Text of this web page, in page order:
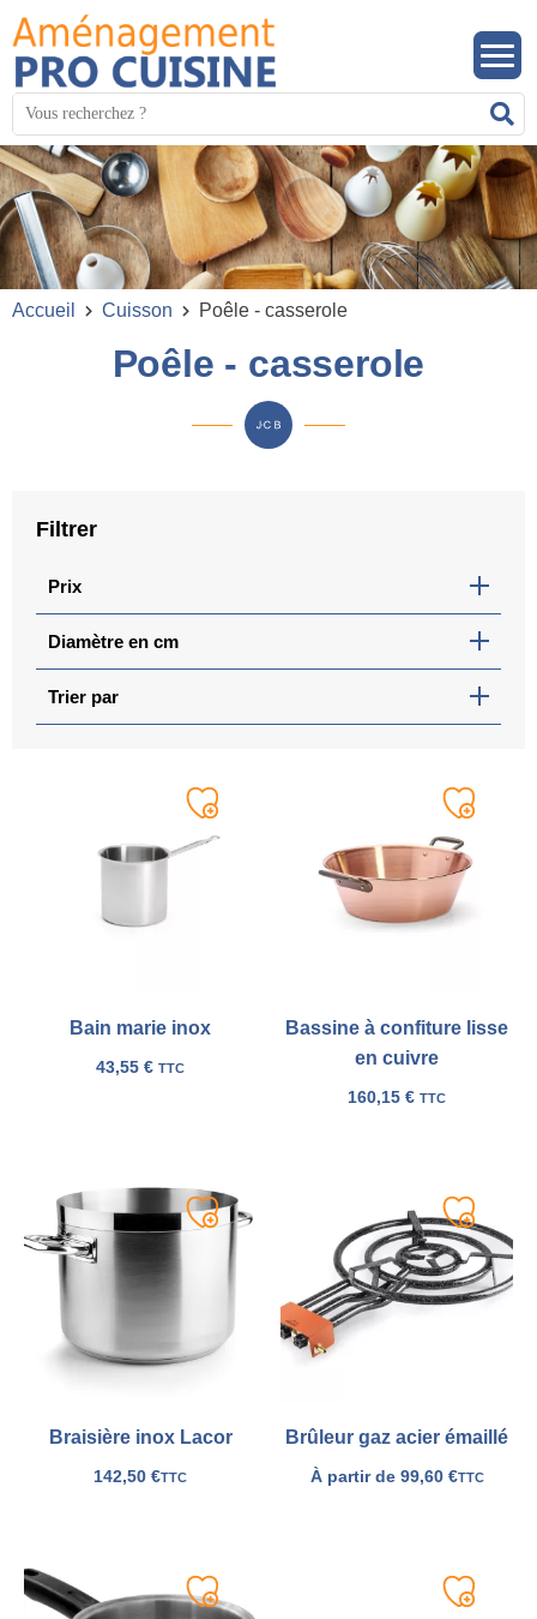
Mots
clés
:
Accueil Cuisson Poêle - casserole
Poêle - casserole
Filtrer
Prix
Diamètre en cm
Trier par
Bain marie inox
43,55 € TTC
Ajouter
ma
Bassine à confiture lisse
en cuivre
160,15 € TTC
Ajouter
ma
liste
Braisière inox Lacor
142,50 €TTC
Ajouter
Brûleur gaz acier émaillé
À partir de 99,60 €TTC
Ajouter
à
ma
liste
Ajouter
Ajouter
Panneau de gestion des cookies